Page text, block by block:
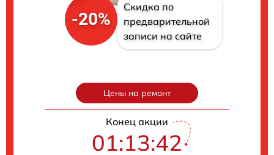
-20%
Скидка по
предварительной
записи на сайте
Цены на ремонт
Конец акции
01:13:41